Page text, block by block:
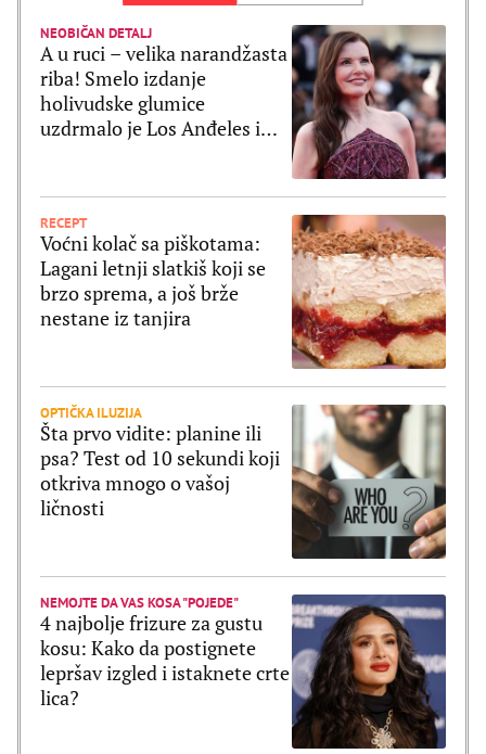
NEOBIČAN DETALJ
A u ruci – velika narandžasta
riba! Smelo izdanje
holivudske glumice
uzdrmalo je Los Anđeles i
RECEPT
Voćni kolač sa piškotama:
Lagani letnji slatkiš koji se
brzo sprema, a još brže
nestane iz tanjira
OPTIČKA ILUZIJA
Šta prvo vidite: planine ili
psa? Test od 10 sekundi koji
otkriva mnogo o vašoj
ličnosti
NEMOJTE DA VAS KOSA "POJEDE"
4 najbolje frizure za gustu
kosu: Kako da postignete
lepršav izgled i istaknete crte
lica?